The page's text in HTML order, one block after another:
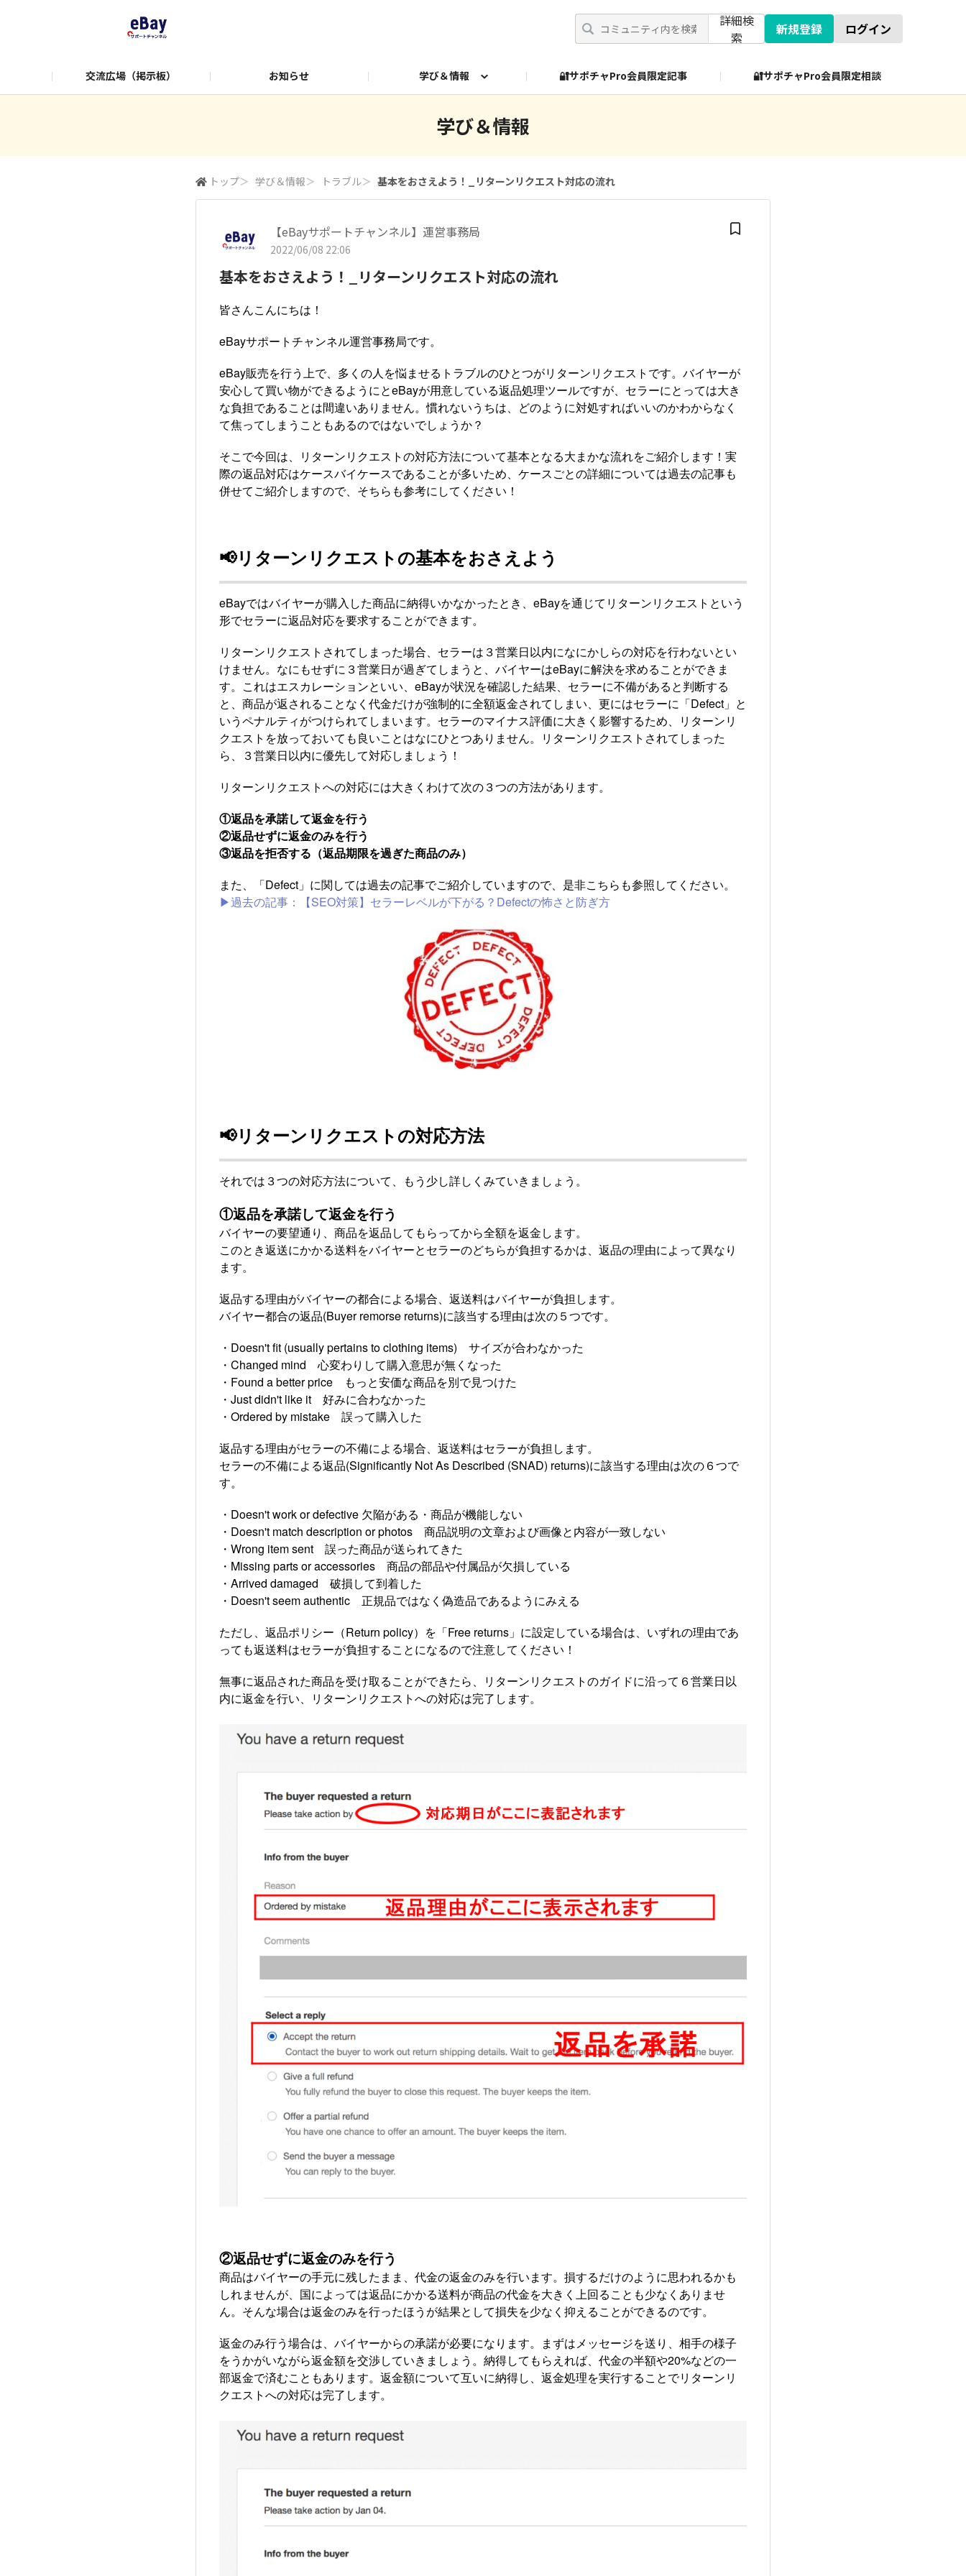
詳細検
索
新規登録 ログイン
交流広場（掲示板） お知らせ 学び＆情報 🔐サポチャPro会員限定記事 🔐サポチャPro会員限定相談
学び＆情報
トップ＞ 学び＆情報＞ トラブル＞ 基本をおさえよう！_リターンリクエスト対応の流れ
【eBayサポートチャンネル】運営事務局
2022/06/08 22:06
基本をおさえよう！_リターンリクエスト対応の流れ
皆さんこんにちは！
eBayサポートチャンネル運営事務局です。
eBay販売を行う上で、多くの人を悩ませるトラブルのひとつがリターンリクエストです。バイヤーが
安心して買い物ができるようにとeBayが用意している返品処理ツールですが、セラーにとっては大き
な負担であることは間違いありません。慣れないうちは、どのように対処すればいいのかわからなく
て焦ってしまうこともあるのではないでしょうか？
そこで今回は、リターンリクエストの対応方法について基本となる大まかな流れをご紹介します！実
際の返品対応はケースバイケースであることが多いため、ケースごとの詳細については過去の記事も
併せてご紹介しますので、そちらも参考にしてください！
📢リターンリクエストの基本をおさえよう
eBayではバイヤーが購入した商品に納得いかなかったとき、eBayを通じてリターンリクエストという
形でセラーに返品対応を要求することができます。
リターンリクエストされてしまった場合、セラーは３営業日以内になにかしらの対応を行わないとい
けません。なにもせずに３営業日が過ぎてしまうと、バイヤーはeBayに解決を求めることができま
す。これはエスカレーションといい、eBayが状況を確認した結果、セラーに不備があると判断する
と、商品が返されることなく代金だけが強制的に全額返金されてしまい、更にはセラーに「Defect」と
いうペナルティがつけられてしまいます。セラーのマイナス評価に大きく影響するため、リターンリ
クエストを放っておいても良いことはなにひとつありません。リターンリクエストされてしまった
ら、３営業日以内に優先して対応しましょう！
リターンリクエストへの対応には大きくわけて次の３つの方法があります。
①返品を承諾して返金を行う
②返品せずに返金のみを行う
③返品を拒否する（返品期限を過ぎた商品のみ）
また、「Defect」に関しては過去の記事でご紹介していますので、是非こちらも参照してください。
▶過去の記事：【SEO対策】セラーレベルが下がる？Defectの怖さと防ぎ方
📢リターンリクエストの対応方法
それでは３つの対応方法について、もう少し詳しくみていきましょう。
①返品を承諾して返金を行う
バイヤーの要望通り、商品を返品してもらってから全額を返金します。
このとき返送にかかる送料をバイヤーとセラーのどちらが負担するかは、返品の理由によって異なり
ます。
返品する理由がバイヤーの都合による場合、返送料はバイヤーが負担します。
バイヤー都合の返品(Buyer remorse returns)に該当する理由は次の５つです。
・Doesn't fit (usually pertains to clothing items) サイズが合わなかった
・Changed mind 心変わりして購入意思が無くなった
・Found a better price もっと安価な商品を別で見つけた
・Just didn't like it 好みに合わなかった
・Ordered by mistake 誤って購入した
返品する理由がセラーの不備による場合、返送料はセラーが負担します。
セラーの不備による返品(Significantly Not As Described (SNAD) returns)に該当する理由は次の６つで
す。
・Doesn't work or defective 欠陥がある・商品が機能しない
・Doesn't match description or photos 商品説明の文章および画像と内容が一致しない
・Wrong item sent 誤った商品が送られてきた
・Missing parts or accessories 商品の部品や付属品が欠損している
・Arrived damaged 破損して到着した
・Doesn't seem authentic 正規品ではなく偽造品であるようにみえる
ただし、返品ポリシー（Return policy）を「Free returns」に設定している場合は、いずれの理由であ
っても返送料はセラーが負担することになるので注意してください！
無事に返品された商品を受け取ることができたら、リターンリクエストのガイドに沿って６営業日以
内に返金を行い、リターンリクエストへの対応は完了します。
②返品せずに返金のみを行う
商品はバイヤーの手元に残したまま、代金の返金のみを行います。損するだけのように思われるかも
しれませんが、国によっては返品にかかる送料が商品の代金を大きく上回ることも少なくありませ
ん。そんな場合は返金のみを行ったほうが結果として損失を少なく抑えることができるのです。
返金のみ行う場合は、バイヤーからの承諾が必要になります。まずはメッセージを送り、相手の様子
をうかがいながら返金額を交渉していきましょう。納得してもらえれば、代金の半額や20%などの一
部返金で済むこともあります。返金額について互いに納得し、返金処理を実行することでリターンリ
クエストへの対応は完了します。